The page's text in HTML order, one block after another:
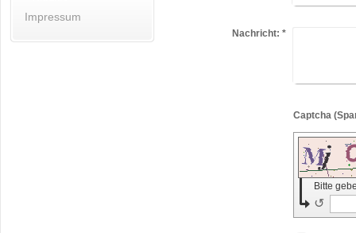
Impressum
Nachricht: *
Bitte
↺